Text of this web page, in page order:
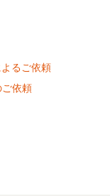
るご依頼
ご依頼